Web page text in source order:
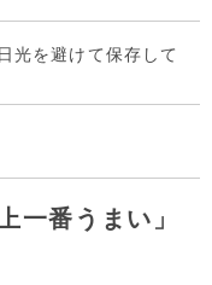
光を避けて保存して
一番うまい」